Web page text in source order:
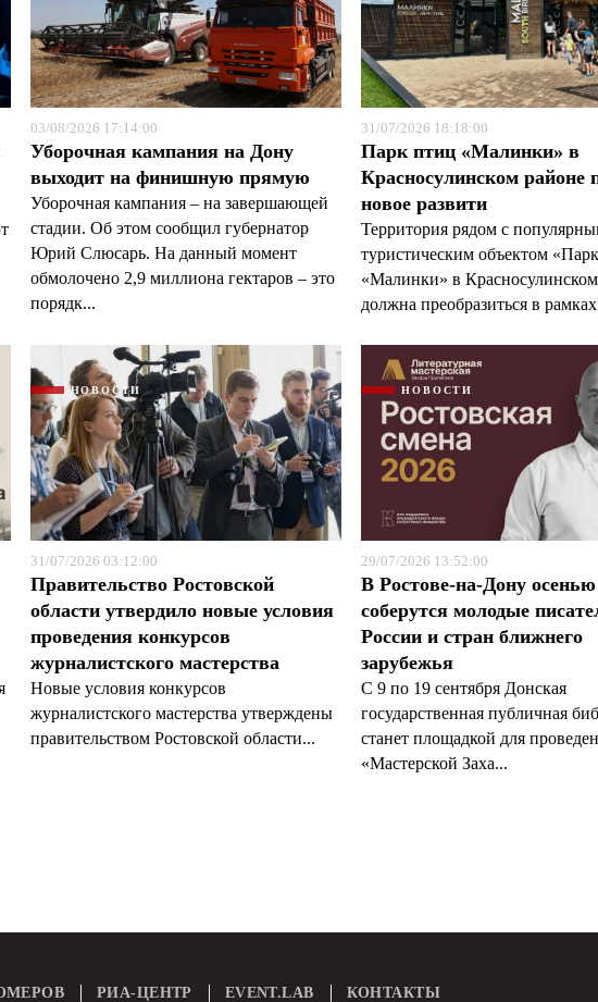
03/08/2026 17:14:00
Уборочная кампания на Дону
выходит на финишную прямую
Уборочная кампания – на завершающей
стадии. Об этом сообщил губернатор
Юрий Слюсарь. На данный момент
обмолочено 2,9 миллиона гектаров – это
порядк...
31/07/2026 18:18:00
Парк птиц «Малинки» в
Красносулинском районе
новое развити
Территория рядом с
туристическим объектом
«Малинки» в
должна преобразиться в
НОВОСТИ
31/07/2026 03:12:00
Правительство Ростовской
области утвердило новые условия
проведения конкурсов
журналистского мастерства
Новые условия конкурсов
журналистского мастерства утверждены
правительством Ростовской области...
НОВОСТИ
29/07/2026 13:52:00
В Ростове-на-Дону осенью
соберутся молодые
России и стран ближнего
зарубежья
С 9 по 19 сентября Донская
государственная публичная
станет площадкой для
«Мастерской Заха...
РИА-ЦЕНТР EVENT.LAB КОНТАКТЫ